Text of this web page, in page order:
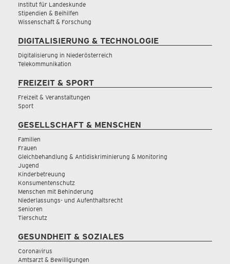
Institut für Landeskunde
Stipendien & Beihilfen
Wissenschaft & Forschung
DIGITALISIERUNG & TECHNOLOGIE
Digitalisierung in Niederösterreich
Telekommunikation
FREIZEIT & SPORT
Freizeit & Veranstaltungen
Sport
GESELLSCHAFT & MENSCHEN
Familien
Frauen
Gleichbehandlung & Antidiskriminierung & Monitoring
Jugend
Kinderbetreuung
Konsumentenschutz
Menschen mit Behinderung
Niederlassungs- und Aufenthaltsrecht
Senioren
Tierschutz
GESUNDHEIT & SOZIALES
Coronavirus
Amtsarzt & Bewilligungen